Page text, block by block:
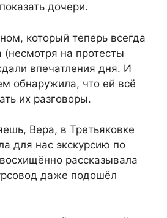
дочери.
который теперь всегда
(несмотря на протесты
впечатления дня. И
обнаружила, что ей всё
их разговоры.
Вера, в Третьяковке
для нас экскурсию по
рассказывала
даже подошёл